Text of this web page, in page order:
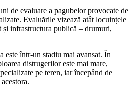
de evaluare a pagubelor provocate de
Evaluările vizează atât locuințele
și infrastructura publică – drumuri,
este într-un stadiu mai avansat. În
distrugerilor este mai mare,
pe teren, iar începând de